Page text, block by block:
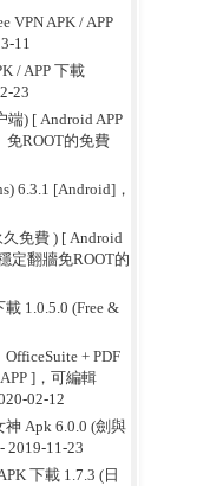
VPN APK / APP
11
/ APP 下載
23
端) [ Android APP
ROOT的免費
6.3.1 [Android]，
免費 ) [ Android
定翻牆免ROOT的
1.0.5.0 (Free &
+ PDF
]，可編輯
02-12
Apk 6.0.0 (劍與
2019-11-23
下載 1.7.3 (日